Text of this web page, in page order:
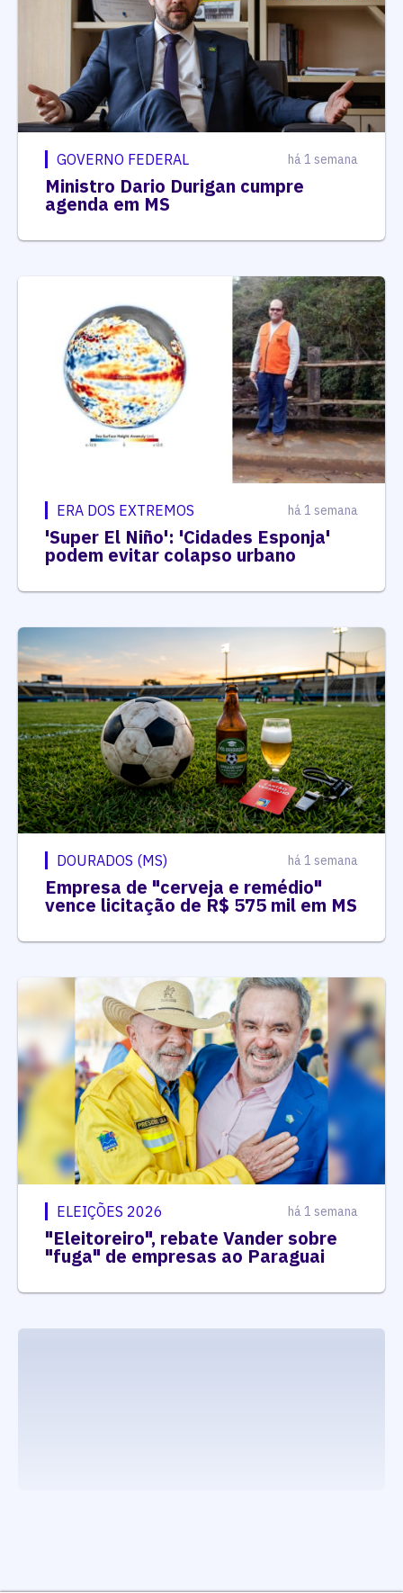
GOVERNO FEDERAL há 1 semana
Ministro Dario Durigan cumpre
agenda em MS
ERA DOS EXTREMOS há 1 semana
'Super El Niño': 'Cidades Esponja'
podem evitar colapso urbano
DOURADOS (MS) há 1 semana
Empresa de "cerveja e remédio"
vence licitação de R$ 575 mil em MS
ELEIÇÕES 2026 há 1 semana
"Eleitoreiro", rebate Vander sobre
"fuga" de empresas ao Paraguai